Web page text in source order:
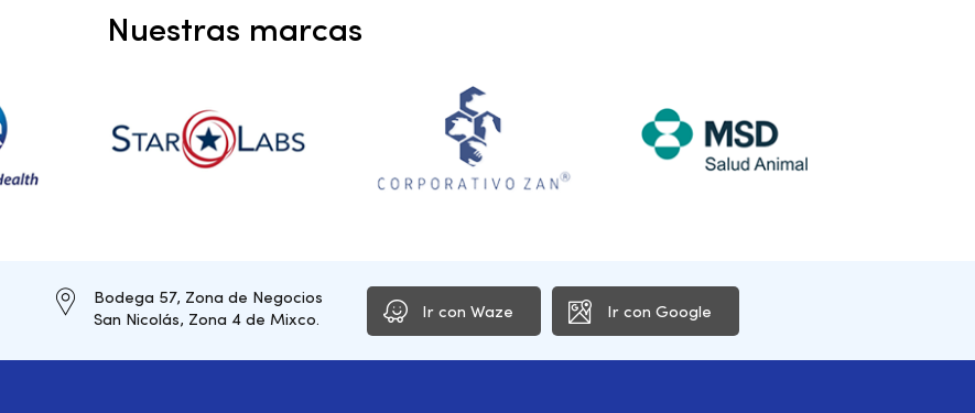
Nuestras marcas
Bodega 57, Zona de Negocios
San Nicolás, Zona 4 de Mixco.
Ir con Waze Ir con Google